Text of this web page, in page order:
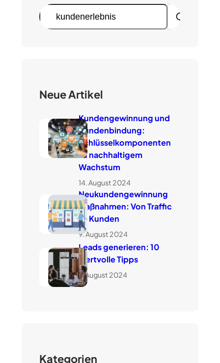
S
u
Neue Artikel
Kundengewinnung und
Kundenbindung:
Schlüsselkomponenten
zu nachhaltigem
Wachstum
14. August 2024
Neukundengewinnung
Maßnahmen: Von Traffic
zu Kunden
9. August 2024
Leads generieren: 10
wertvolle Tipps
7. August 2024
Kategorien